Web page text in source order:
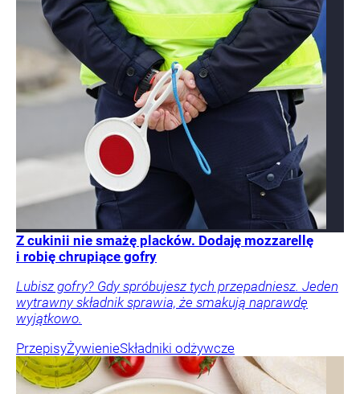
Z cukinii nie smażę placków. Dodaję mozzarellę
i robię chrupiące gofry
Lubisz gofry? Gdy spróbujesz tych przepadniesz. Jeden
wytrawny składnik sprawia, że smakują naprawdę
wyjątkowo.
PrzepisyŻywienieSkładniki odżywcze